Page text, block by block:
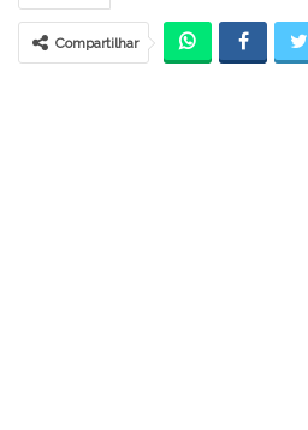
Compartilhar